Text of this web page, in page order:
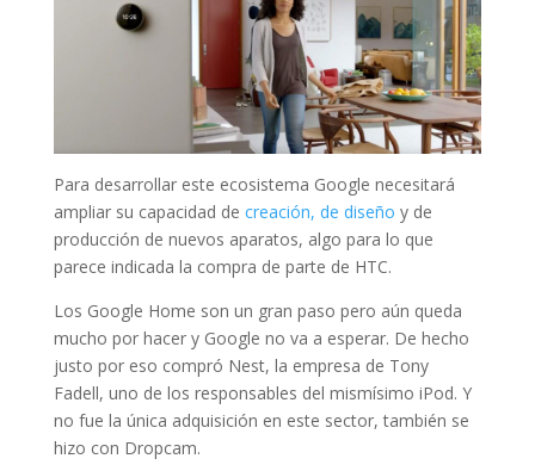
Para desarrollar este ecosistema Google necesitará
ampliar su capacidad de creación, de diseño y de
producción de nuevos aparatos, algo para lo que
parece indicada la compra de parte de HTC.
Los Google Home son un gran paso pero aún queda
mucho por hacer y Google no va a esperar. De hecho
justo por eso compró Nest, la empresa de Tony
Fadell, uno de los responsables del mismísimo iPod. Y
no fue la única adquisición en este sector, también se
hizo con Dropcam.